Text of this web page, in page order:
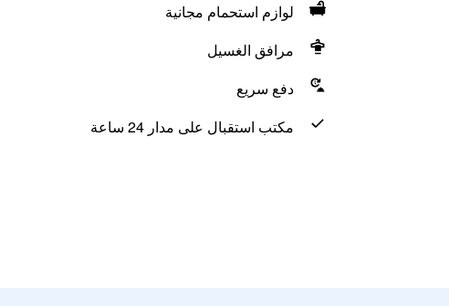
لوازم استحمام مجانية
مرافق الغسيل
دفع سريع
مكتب استقبال على مدار 24 ساعة